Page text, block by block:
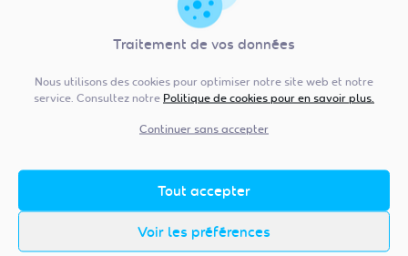
Traitement de vos données
Nous utilisons des cookies pour optimiser notre site web et notre
service. Consultez notre Politique de cookies pour en savoir plus.
Continuer sans accepter
Tout accepter
Voir les préférences
Caractéristiques(8)